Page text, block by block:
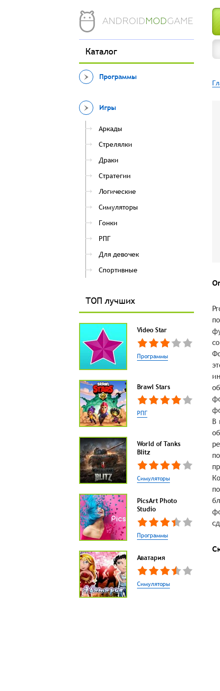
ANDROIDMODGAME
Каталог
Программы
Игры
Аркады
Стрелялки
Драки
Стратегии
Логические
Симуляторы
Гонки
РПГ
Для девочек
Спортивные
ТОП лучших
Video Star
Программы
Brawl Stars
РПГ
World of Tanks
Blitz
Симуляторы
PicsArt Photo
Studio
Программы
Аватария
Симуляторы
В